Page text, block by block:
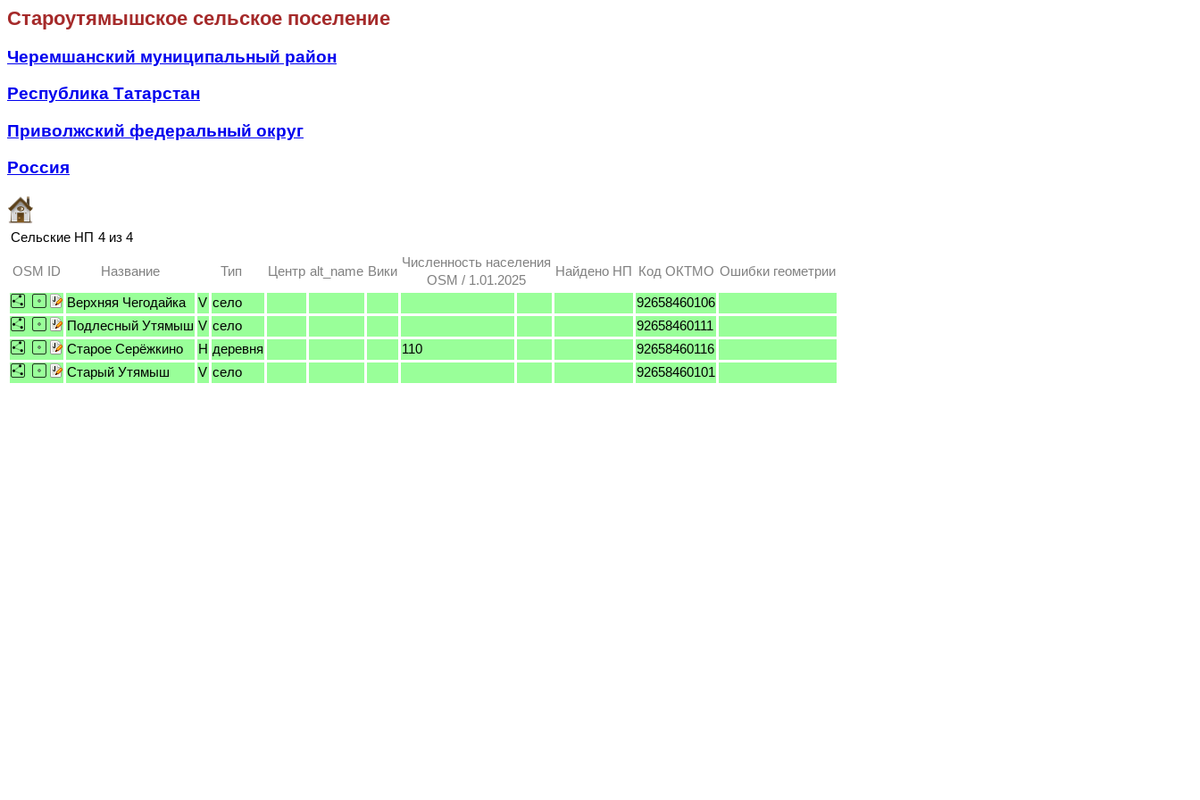
Староутямышское сельское поселение
Черемшанский муниципальный район
Республика Татарстан
Приволжский федеральный округ
Россия
Сельские НП 4 из 4
OSM ID Название Тип Центр alt_name Вики
Численность населения
OSM / 1.01.2025
Найдено НП Код ОКТМО Ошибки геометрии
Верхняя Чегодайка V село
92658460106
Подлесный Утямыш V село
92658460111
Старое Серёжкино
H деревня 110
92658460116
Старый Утямыш
V село 92658460101